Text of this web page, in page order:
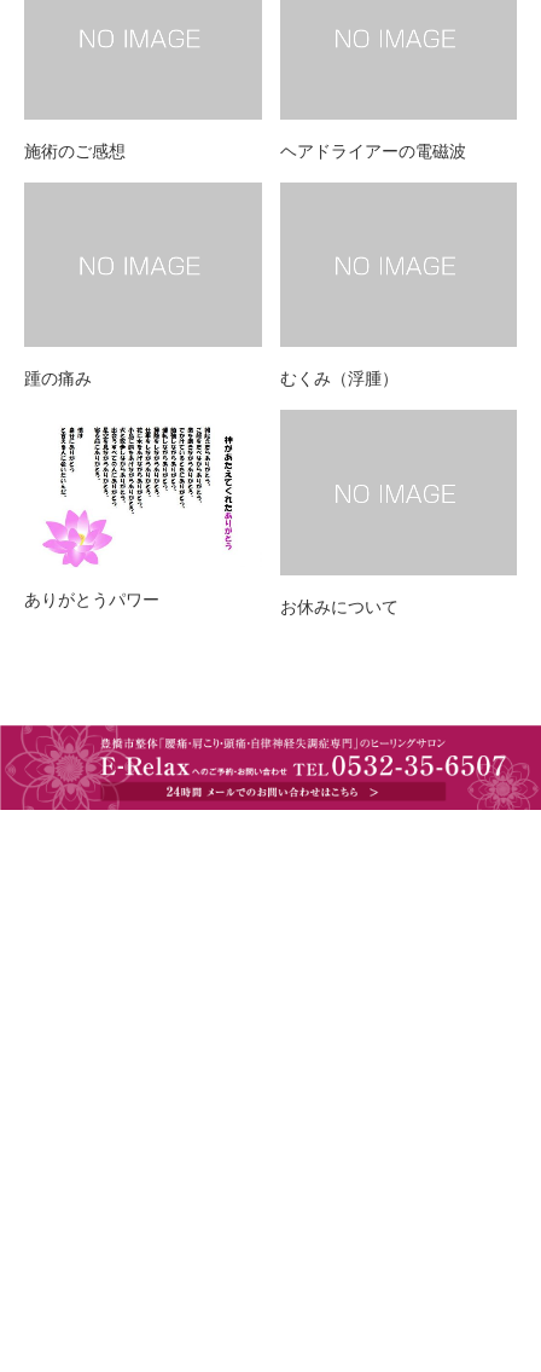
施術のご感想 ヘアドライアーの電磁波
踵の痛み むくみ（浮腫）
ありがとうパワー お休みについて